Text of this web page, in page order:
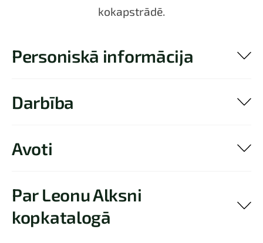
kokapstrādē.
Personiskā informācija
Darbība
Avoti
Par Leonu Alksni
kopkatalogā